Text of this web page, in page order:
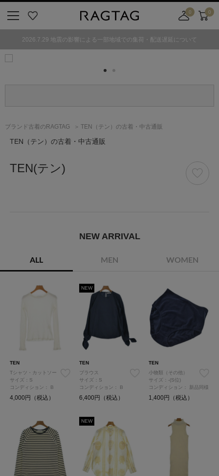
ボ
気
0
舗
ト
0
2026.7.29 地震の影響による一部地域での集荷・配送遅延について
ブランド古着のRAGTAG TEN（テン）の古着・中古通販
TEN （テン） の古着・中古通販
TEN(テン)
NEW ARRIVAL
ALL MEN WOMEN
TEN
Tシャツ・カットソー
サイズ：S
コンディション： B
4,000円（税込）
NEW
TEN
ブラウス
サイズ：S
コンディション：
B
6,400円（税込）
TEN
小物類（その他）
サイズ：-(S位)
コンディション：
新品同様
1,400円（税込）
NEW